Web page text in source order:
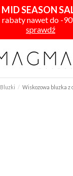
MID SEASON
rabaty nawet do -
sprawdź
Bluzki
Wiskozowa bluzka z